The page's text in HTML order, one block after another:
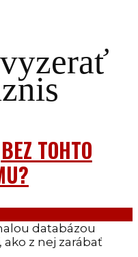
BEZ TOHTO
databázou
z nej zarábať